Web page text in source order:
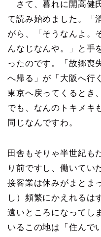
さて、暮れに開高健
て読み始めました。「
がら、「そうなんよ。
んなじなんや。」と手
ったのです。「故郷喪
へ帰る」が「大阪へ行
東京へ戻ってくるとき
でも、なんのトキメキ
同じなんですわ。
田舎もそりゃ半世紀も
り前ですし、働いてい
接客業は休みがまとま
し）頻繁にかえれるは
遠いところになってし
いるこの地は「住んで